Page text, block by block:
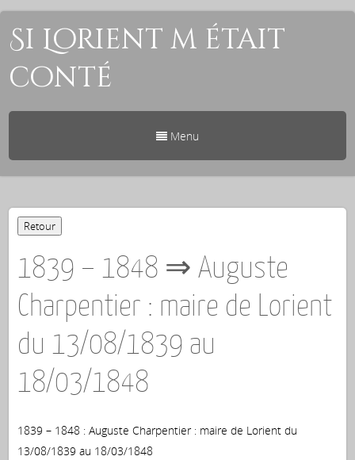
Si Lorient m était
conté
Menu
1839 – 1848 ⇒ Auguste
Charpentier : maire de Lorient
du 13/08/1839 au
18/03/1848
1839 – 1848 : Auguste Charpentier : maire de Lorient du
13/08/1839 au 18/03/1848